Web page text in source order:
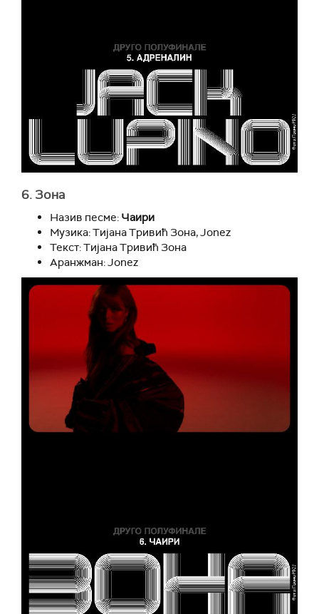
6. Зона
Назив песме: Чаири
Музика: Тијана Тривић Зона, Jonez
Текст: Тијана Тривић Зона
Аранжман: Jonez